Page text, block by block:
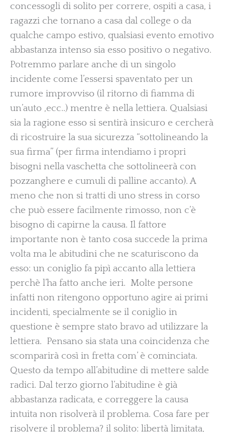
concessogli di solito per correre, ospiti a casa, i
ragazzi che tornano a casa dal college o da
qualche campo estivo, qualsiasi evento emotivo
abbastanza intenso sia esso positivo o negativo.
Potremmo parlare anche di un singolo
incidente come l’essersi spaventato per un
rumore improvviso (il ritorno di fiamma di
un’auto ,ecc..) mentre è nella lettiera. Qualsiasi
sia la ragione esso si sentirà insicuro e cercherà
di ricostruire la sua sicurezza “sottolineando la
sua firma” (per firma intendiamo i propri
bisogni nella vaschetta che sottolineerà con
pozzanghere e cumuli di palline accanto). A
meno che non si tratti di uno stress in corso
che può essere facilmente rimosso, non c’è
bisogno di capirne la causa. Il fattore
importante non è tanto cosa succede la prima
volta ma le abitudini che ne scaturiscono da
esso: un coniglio fa pipì accanto alla lettiera
perchè l’ha fatto anche ieri. Molte persone
infatti non ritengono opportuno agire ai primi
incidenti, specialmente se il coniglio in
questione è sempre stato bravo ad utilizzare la
lettiera. Pensano sia stata una coincidenza che
scomparirà così in fretta com’ è cominciata.
Questo da tempo all’abitudine di mettere salde
radici. Dal terzo giorno l’abitudine è già
abbastanza radicata, e correggere la causa
intuita non risolverà il problema. Cosa fare per
risolvere il problema? il solito: libertà limitata,